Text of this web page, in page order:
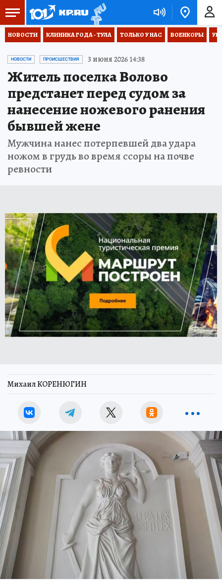
НОВОСТИ КЛИНИКА ГОДА - ТУЛА ТОЛЬКО У НАС ВОЕНКОРЫ
НОВОСТИ ПРОИСШЕСТВИЯ 3 июня 2026 14:38
Житель поселка Волово
предстанет перед судом за
нанесение ножевого ранения
бывшей жене
Мужчина нанес потерпевшей два удара
ножом в грудь во время ссоры на почве
ревности
Михаил КОРЕНЮГИН